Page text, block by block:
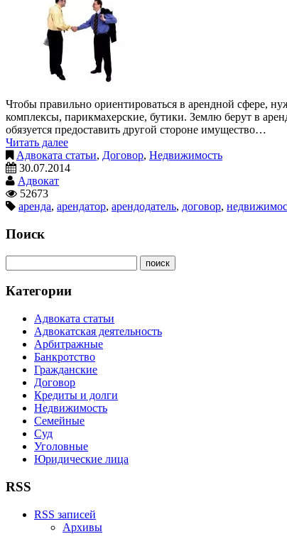
Чтобы правильно ориентироваться в арендной сфере,
комплексы, парикмахерские, бутики. Землю берут в
обязуется предоставить другой стороне имущество…
Читать далее
Адвоката статьи, Договор, Недвижимость
30.07.2014
Адвокат
52673
аренда, арендатор, арендодатель, договор,
Поиск
Категории
Адвоката статьи
Адвокатская деятельность
Арбитражные
Банкротство
Гражданские
Договор
Кредиты и долги
Недвижимость
Семейные
Суд
Уголовные
Юридические лица
RSS
RSS записей
Архивы